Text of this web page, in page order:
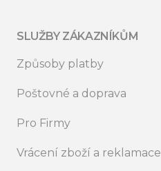
SLUŽBY ZÁKAZNÍKŮM
Způsoby platby
Poštovné a doprava
Pro Firmy
Vrácení zboží a reklamace